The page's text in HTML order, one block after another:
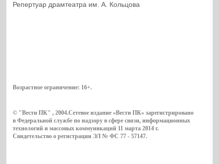
Репертуар драмтеатра им. А. Кольцова
Возрастное ограничение: 16+.
© "Вести ПК" , 2004.Сетевое издание «Вести ПК» зарегистрировано
в Федеральной службе по надзору в сфере связи, информационных
технологий и массовых коммуникаций 11 марта 2014 г.
Свидетельство о регистрации ЭЛ № ФС 77 - 57147.